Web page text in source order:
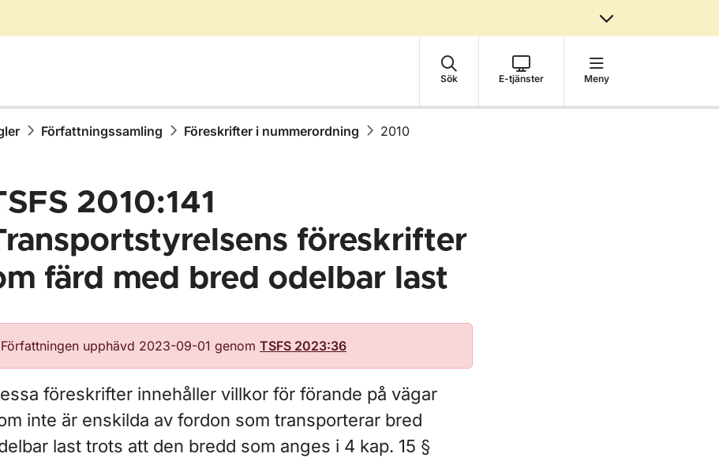
Sök E-tjänster Meny
Författningssamling Föreskrifter i nummerordning 2010
för Författningssamling
för Föreskrifter i nummerordning
2010:141
föreskrifter
färd med bred odelbar last
Författningen upphävd 2023-09-01 genom TSFS 2023:36
föreskrifter innehåller villkor för förande på vägar
inte är enskilda av fordon som transporterar bred
last trots att den bredd som anges i 4 kap. 15 §